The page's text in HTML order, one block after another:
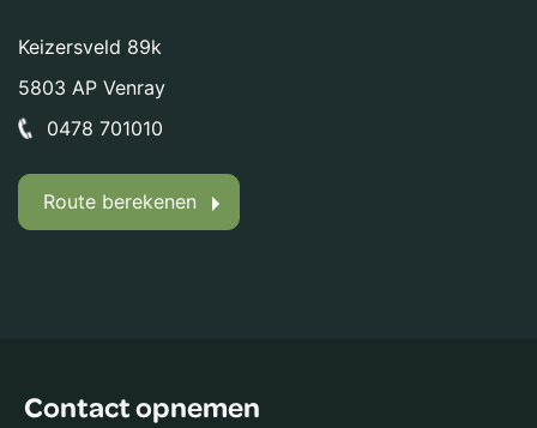
Keizersveld 89k
5803 AP Venray
0478 701010
Route berekenen
Contact opnemen